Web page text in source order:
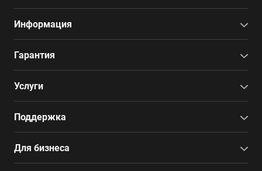
Информация
Гарантия
Услуги
Поддержка
Для бизнеса